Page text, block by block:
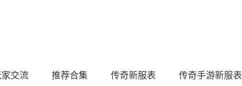
交流 推荐合集 传奇新服表 传奇手游新服表